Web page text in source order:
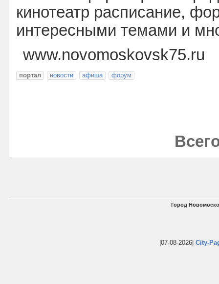
кинотеатр расписание,
интересными темами и
www.novomoskovsk75.ru
портал новости афиша форум
Город
|07-08-2026| City-